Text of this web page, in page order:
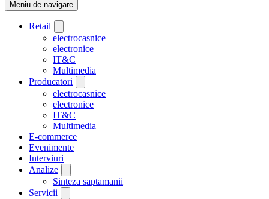
Meniu de navigare
Retail
electrocasnice
electronice
IT&C
Multimedia
Producatori
electrocasnice
electronice
IT&C
Multimedia
E-commerce
Evenimente
Interviuri
Analize
Sinteza saptamanii
Servicii